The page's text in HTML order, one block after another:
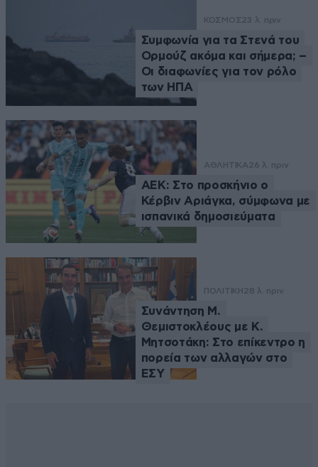
ΚΟΣΜΟΣ23 λ. πριν
Συμφωνία για τα Στενά του
Ορμούζ ακόμα και σήμερα; –
Οι διαφωνίες για τον ρόλο
των ΗΠΑ
ΑΘΛΗΤΙΚΑ26 λ. πριν
ΑΕΚ: Στο προσκήνιο ο
Κέρβιν Αριάγκα, σύμφωνα με
ισπανικά δημοσιεύματα
ΠΟΛΙΤΙΚΗ 28 λ. πριν
Συνάντηση Μ.
Θεμιστοκλέους με Κ.
Μητσοτάκη: Στο επίκεντρο η
πορεία των αλλαγών στο
ΕΣΥ